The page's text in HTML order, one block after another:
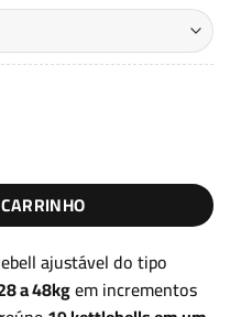
249,90€
através
349,90€
Beast quantidade
ajustável do tipo
a 48kgem incrementos